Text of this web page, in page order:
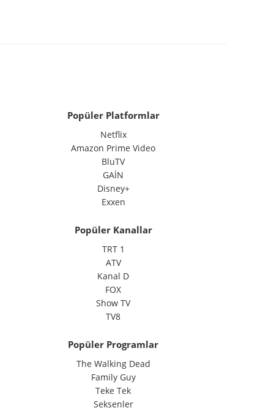
Popüler Platformlar
Netflix
Amazon Prime Video
BluTV
GAİN
Disney+
Exxen
Popüler Kanallar
TRT 1
ATV
Kanal D
FOX
Show TV
TV8
Popüler Programlar
The Walking Dead
Family Guy
Teke Tek
Seksenler